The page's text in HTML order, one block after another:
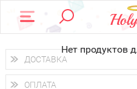
Нет продуктов
ДОСТАВКА
Доставка осуществляетсяпо
ОПЛАТА